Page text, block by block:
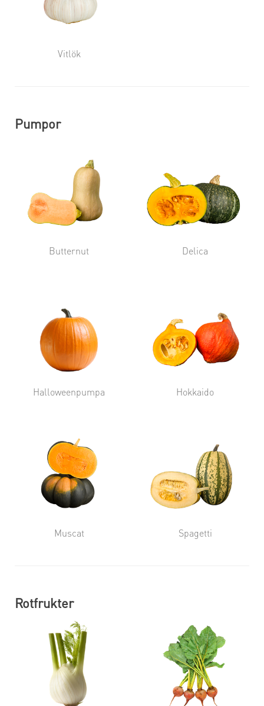
Vitlök
Pumpor
Butternut Delica
Halloweenpumpa Hokkaido
Muscat Spagetti
Rotfrukter